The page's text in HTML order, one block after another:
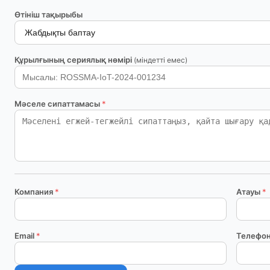
Өтініш тақырыбы
Құрылғының сериялық нөмірі (міндетті емес)
Мәселе сипаттамасы *
Компания * Атауы *
Email *